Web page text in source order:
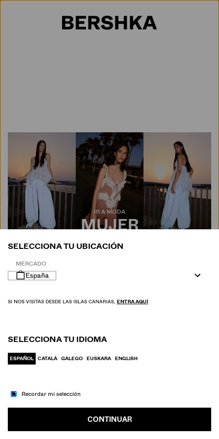
Selección de país
IR A MODA
MUJER
HOMBRE
SELECCIONA TU UBICACIÓN
MERCADO
España
SI NOS VISITAS DESDE LAS ISLAS CANARIAS, ENTRA AQUÍ
SELECCIONA TU IDIOMA
ESPAÑOL CATALÀ GALEGO EUSKARA ENGLISH
Recordar mi selección
CONTINUAR